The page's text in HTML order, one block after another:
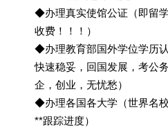
◆办理真实使馆公证（即留
收费！！！）
◆办理教育部国外学位学历
快速稳妥，回国发展，考公
企，创业，无忧愁）
◆办理各国各大学（世界名
**跟踪进度）